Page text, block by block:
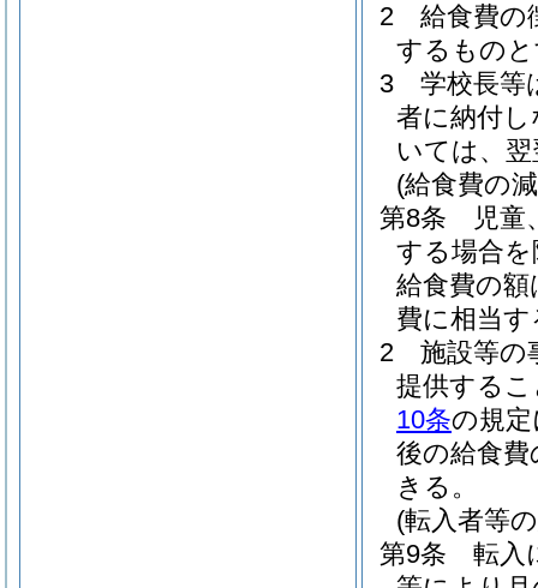
2
給食費の
するもの
3
学校長等
者に納付
いては、
(給食費の
第8条
児童
する場合
給食費の額
費に相当
2
施設等の
提供する
10条の規
後の給食費
きる。
(転入者等
第9条
転入